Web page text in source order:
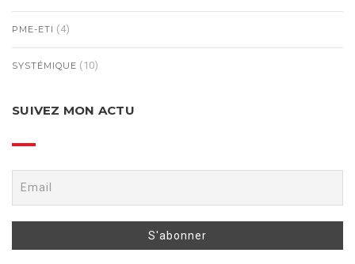
PME-ETI (4)
SYSTÉMIQUE (10)
SUIVEZ MON ACTU